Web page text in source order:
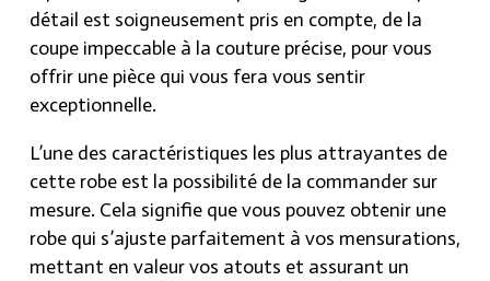
détail est soigneusement pris en compte, de la
coupe impeccable à la couture précise, pour vous
offrir une pièce qui vous fera vous sentir
exceptionnelle.
L’une des caractéristiques les plus attrayantes de
cette robe est la possibilité de la commander sur
mesure. Cela signifie que vous pouvez obtenir une
robe qui s’ajuste parfaitement à vos mensurations,
mettant en valeur vos atouts et assurant un